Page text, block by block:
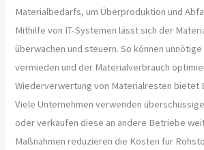
Materialbedarfs, um Überproduktion und
Mithilfe von IT-Systemen lässt sich der
überwachen und steuern. So können
vermieden und der Materialverbrauch
Wiederverwertung von Materialresten bietet
Viele Unternehmen verwenden
oder verkaufen diese an andere Betriebe
Maßnahmen reduzieren die Kosten für